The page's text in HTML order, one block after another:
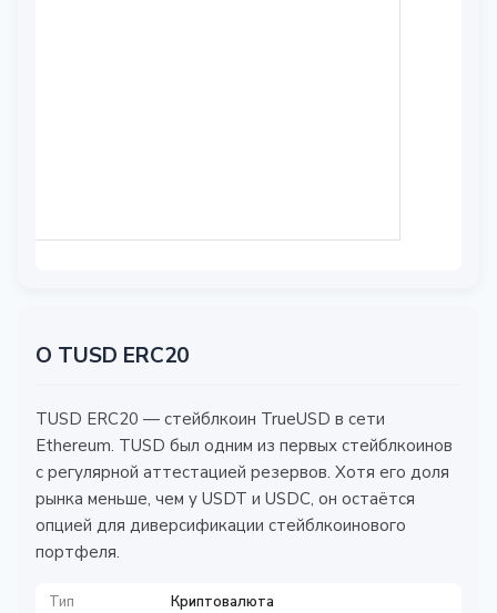
О TUSD ERC20
TUSD ERC20 — стейблкоин TrueUSD в сети
Ethereum. TUSD был одним из первых стейблкоинов
с регулярной аттестацией резервов. Хотя его доля
рынка меньше, чем у USDT и USDC, он остаётся
опцией для диверсификации стейблкоинового
портфеля.
Тип
Криптовалюта